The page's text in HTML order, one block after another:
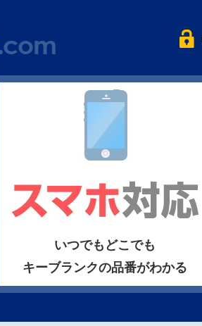
いつでもどこでも
キーブランクの品番がわかる